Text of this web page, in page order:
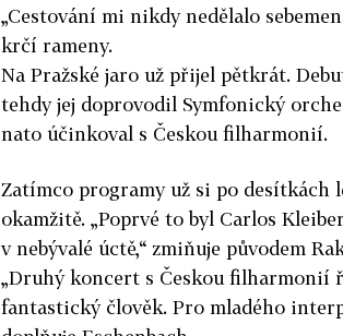
„Cestování mi nikdy nedělalo
krčí rameny.
Na Pražské jaro už přijel pětkrát.
tehdy jej doprovodil Symfonický
nato účinkoval s Českou filharmonií.
Zatímco programy už si po desítkách
okamžitě. „Poprvé to byl Carlos
v nebývalé úctě,“ zmiňuje původem
„Druhý koncert s Českou filharmonií
fantastický člověk. Pro mladého